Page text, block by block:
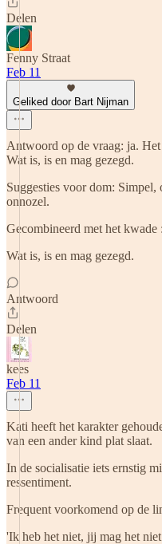
Delen
Fenny Straat
Feb 11
Geliked door Bart Nijman
Antwoord op de vraag: ja.
Wat is, is en mag gezegd.
Suggesties voor dom:
onnozel.
Gecombineerd met het
Wat is, is en mag gezegd.
Antwoord
Delen
kees
Feb 11
Kati heeft het karakter
van een ander kind plat slaat.
In de socialisatie iets ernstig
ressentiment.
Frequent voorkomend op de
'Ik heb het niet, jij mag het